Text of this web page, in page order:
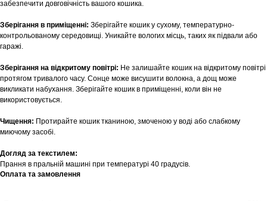
забезпечити довговічність вашого кошика.
Зберігання в приміщенні: Зберігайте кошик у сухому, температурно-
контрольованому середовищі. Уникайте вологих місць, таких як підвали або
гаражі.
Зберігання на відкритому повітрі: Не залишайте кошик на відкритому повітрі
протягом тривалого часу. Сонце може висушити волокна, а дощ може
викликати набухання. Зберігайте кошик в приміщенні, коли він не
використовується.
Чищення: Протирайте кошик тканиною, змоченою у воді або слабкому
миючому засобі.
Догляд за текстилем:
Прання в пральній машині при температурі 40 градусів.
Оплата та замовлення